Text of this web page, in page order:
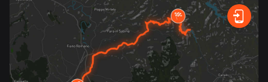
2 rutter
Costa Rica
149 rutter
Curaçao